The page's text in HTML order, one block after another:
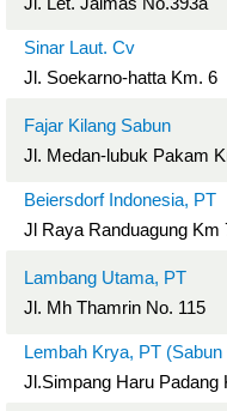
Sinar Laut. Cv
Jl. Soekarno-hatta Km. 6
Fajar Kilang Sabun
Jl. Medan-lubuk Pakam
Beiersdorf Indonesia, PT
Jl Raya Randuagung Km
Lambang Utama, PT
Jl. Mh Thamrin No. 115
Lembah Krya, PT (Sabun
Jl.Simpang Haru Padang